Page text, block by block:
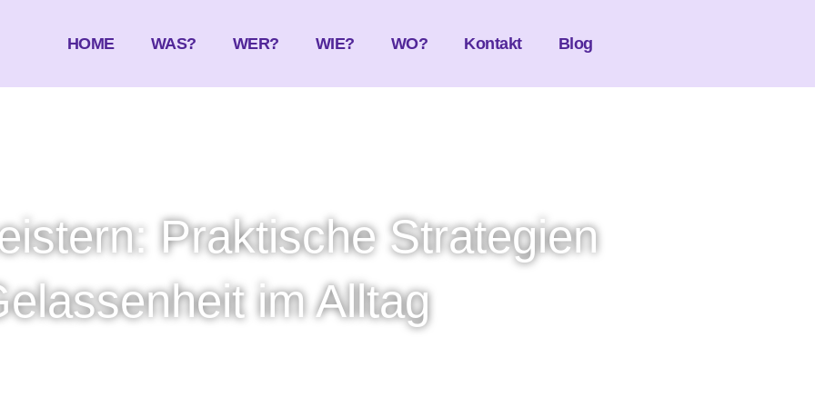
HOME WAS? WER? WIE? WO? Kontakt Blog
Praktische Strategien
im Alltag